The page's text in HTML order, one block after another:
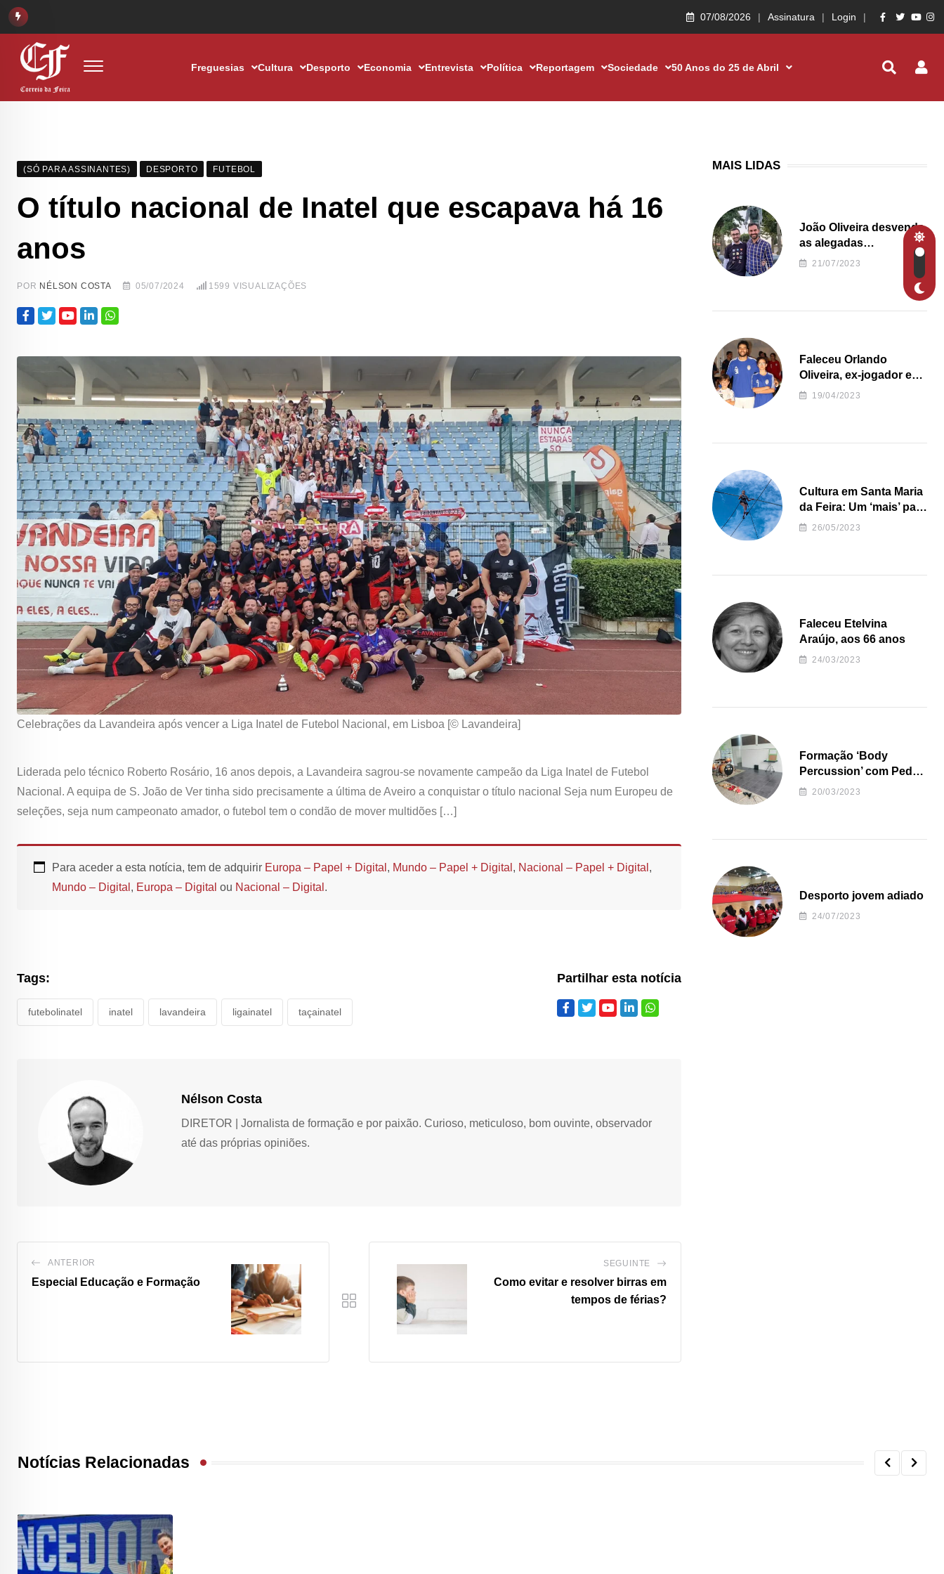
07/08/2026 Assinatura Login
Freguesias Cultura Desporto Economia Entrevista Política Reportagem Sociedade 50 Anos do 25 de Abril
(SÓ PARA ASSINANTES) DESPORTO FUTEBOL
O título nacional de Inatel que escapava há 16
anos
POR NÉLSON COSTA 05/07/2024 1599 VISUALIZAÇÕES
Celebrações da Lavandeira após vencer a Liga Inatel de Futebol Nacional, em Lisboa [© Lavandeira]
Liderada pelo técnico Roberto Rosário, 16 anos depois, a Lavandeira sagrou-se novamente campeão da Liga Inatel de Futebol
Nacional. A equipa de S. João de Ver tinha sido precisamente a última de Aveiro a conquistar o título nacional Seja num Europeu de
seleções, seja num campeonato amador, o futebol tem o condão de mover multidões […]
Para aceder a esta notícia, tem de adquirir Europa – Papel + Digital , Mundo – Papel + Digital , Nacional – Papel + Digital ,
Mundo – Digital , Europa – Digital ou Nacional – Digital .
Tags:
futebolinatel inatel lavandeira ligainatel taçainatel
Partilhar esta notícia
Nélson Costa
DIRETOR | Jornalista de formação e por paixão. Curioso, meticuloso, bom ouvinte, observador
até das próprias opiniões.
ANTERIOR
Especial Educação e Formação
SEGUINTE
Como evitar e resolver birras em
tempos de férias?
MAIS LIDAS
João Oliveira desvenda
as alegadas
irregularidades da
Junta de Freguesia S.
21/07/2023
Faleceu Orlando
Oliveira, ex-jogador e
treinador da formação
19/04/2023
Cultura em Santa Maria
da Feira: Um ‘mais’ para
o Concelho
26/05/2023
Faleceu Etelvina
Araújo, aos 66 anos
24/03/2023
Formação ‘Body
Percussion’ com Pedro
Almeida
20/03/2023
Desporto jovem adiado
24/07/2023
Notícias Relacionadas